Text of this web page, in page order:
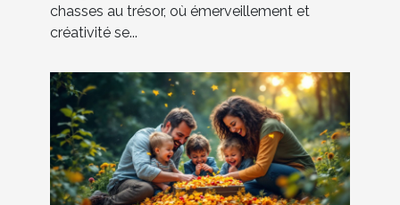
chasses au trésor, où émerveillement et
créativité se...